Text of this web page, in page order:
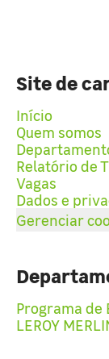
Site de
Início
Quem somos
Relatório de
Vagas
Dados e
Gerenciar
Programa de
LEROY